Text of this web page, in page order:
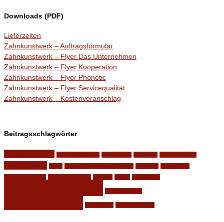
Downloads (PDF)
Lieferzeiten
Zahnkunstwerk – Auftragsformular
Zahnkunstwerk – Flyer Das Unternehmen
Zahnkunstwerk – Flyer Kooperation
Zahnkunstwerk – Flyer Phonetic
Zahnkunstwerk – Flyer Servicequalität
Zahnkunstwerk – Kostenvoranschlag
Beitragsschlagwörter